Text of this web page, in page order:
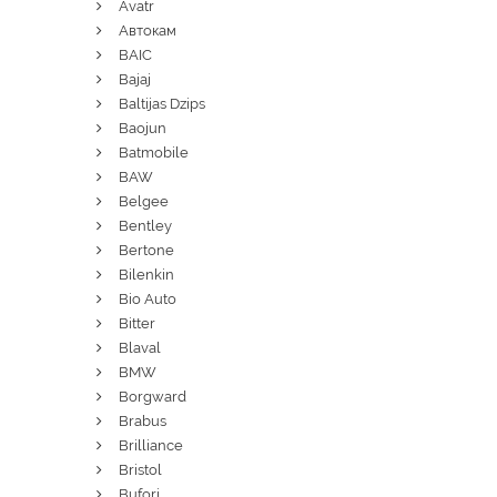
Avatr
Автокам
BAIC
Bajaj
Baltijas Dzips
Baojun
Batmobile
BAW
Belgee
Bentley
Bertone
Bilenkin
Bio Auto
Bitter
Blaval
BMW
Borgward
Brabus
Brilliance
Bristol